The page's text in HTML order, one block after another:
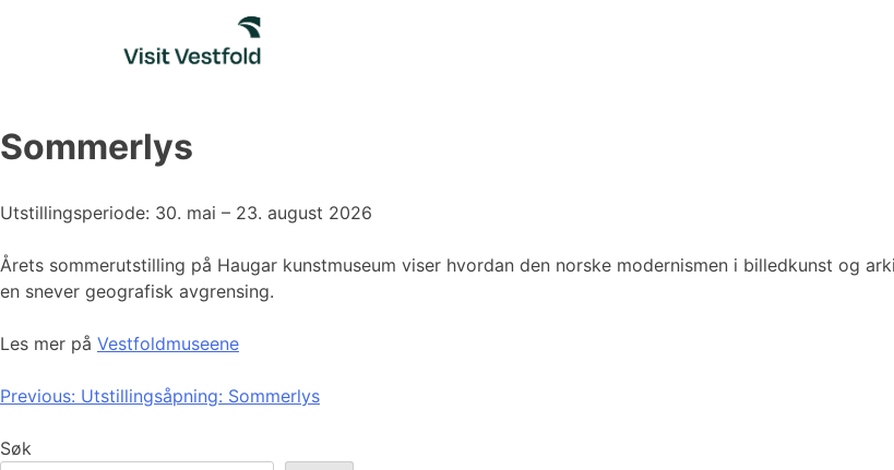
Sommerlys
Utstillingsperiode: 30. mai – 23. august 2026
Årets sommerutstilling på Haugar kunstmuseum viser hvordan den norske modernismen i billedkunst og
en snever geografisk avgrensing.
Les mer på Vestfoldmuseene
Innleggsnavigasjon
Previous: Utstillingsåpning: Sommerlys
Søk